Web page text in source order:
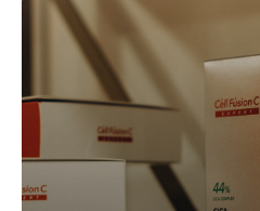
Кожевническая улица 1с1,
БЦ на Кожевнической,
этаж 6, офис 617